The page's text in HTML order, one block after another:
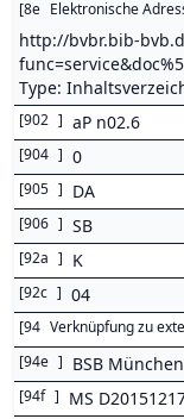
[8e Elektronische
http://bvbr.bib-
Type:
[902 ] aP n02.6
[904 ] 0
[905 ] DA
[906 ] SB
[92a ] K
[92c ] 04
[94 Verknüpfung zu
[94e ] BSB
[94f ] MS